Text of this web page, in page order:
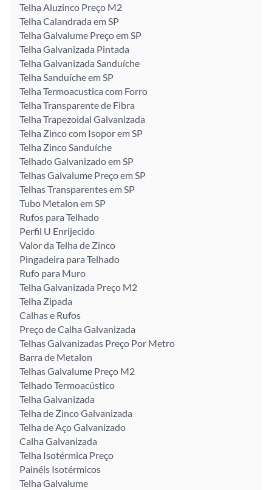
Telha Aluzinco Preço M2
Telha Calandrada em SP
Telha Galvalume Preço em SP
Telha Galvanizada Pintada
Telha Galvanizada Sanduíche
Telha Sanduíche em SP
Telha Termoacustica com Forro
Telha Transparente de Fibra
Telha Trapezoidal Galvanizada
Telha Zinco com Isopor em SP
Telha Zinco Sanduíche
Telhado Galvanizado em SP
Telhas Galvalume Preço em SP
Telhas Transparentes em SP
Tubo Metalon em SP
Rufos para Telhado
Perfil U Enrijecido
Valor da Telha de Zinco
Pingadeira para Telhado
Rufo para Muro
Telha Galvanizada Preço M2
Telha Zipada
Calhas e Rufos
Preço de Calha Galvanizada
Telhas Galvanizadas Preço Por Metro
Barra de Metalon
Telhas Galvalume Preço M2
Telhado Termoacústico
Telha Galvanizada
Telha de Zinco Galvanizada
Telha de Aço Galvanizado
Calha Galvanizada
Telha Isotérmica Preço
Painéis Isotérmicos
Telha Galvalume